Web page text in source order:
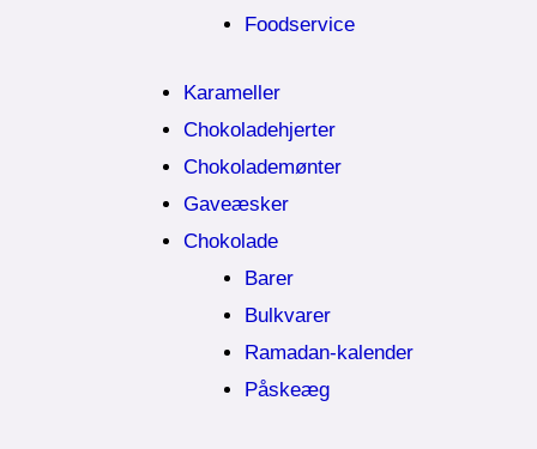
Foodservice
Karameller
Chokoladehjerter
Chokolademønter
Gaveæsker
Chokolade
Barer
Bulkvarer
Ramadan-kalender
Påskeæg